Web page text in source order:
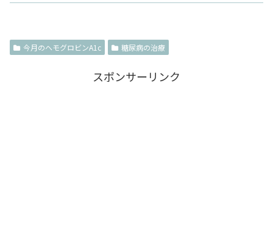
今月のヘモグロビンA1c 糖尿病の治療
スポンサーリンク